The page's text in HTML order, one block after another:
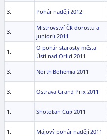
3. Pohár nadějí 2012
3.
Mistrovství ČR dorostu a
juniorů 2011
1.
O pohár starosty města
Ústí nad Orlicí 2011
3. North Bohemia 2011
3. Ostrava Grand Prix 2011
1. Shotokan Cup 2011
1. Májový pohár nadějí 2011